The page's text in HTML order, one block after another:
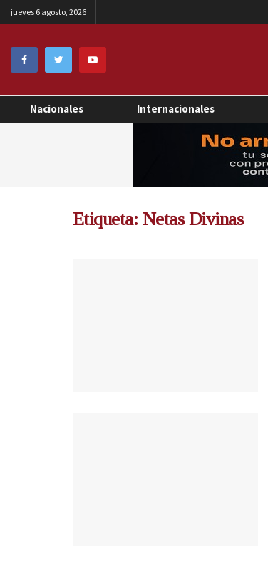
jueves 6 agosto, 2026
Nacionales Internacionales
Etiqueta: Netas Divinas